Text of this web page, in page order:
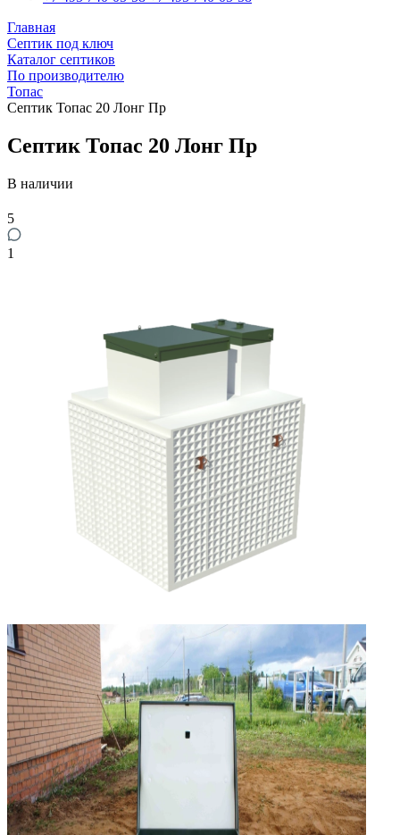
Главная
Септик под ключ
Каталог септиков
По производителю
Топас
Септик Топас 20 Лонг Пр
Септик Топас 20 Лонг Пр
В наличии
5
1